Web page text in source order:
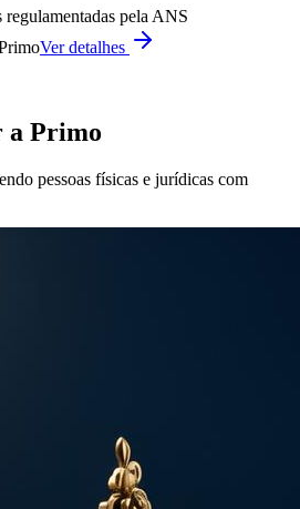
pela ANS
Ver detalhes
a Primo
pessoas físicas e jurídicas com